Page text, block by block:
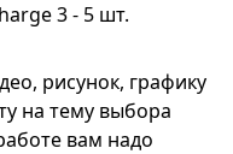
3 - 5 шт.
рисунок, графику
на тему выбора
вам надо